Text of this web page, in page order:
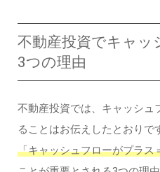
不動産投資でキャッ
3つの理由
不動産投資では、キャッシュ
ることはお伝えしたとおりで
「キャッシュフローがプラス